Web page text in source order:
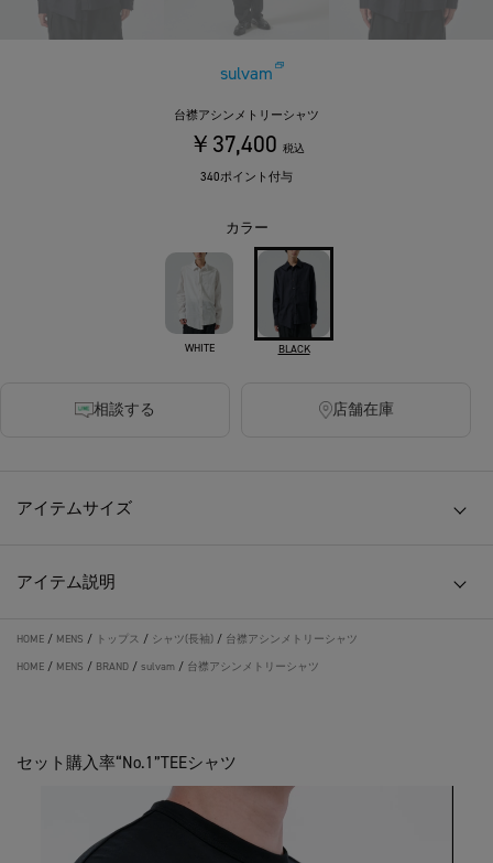
sulvam
台襟アシンメトリーシャツ
￥37,400 税込
340ポイント付与
カラー
WHITE BLACK
相談する 店舗在庫
アイテムサイズ
アイテム説明
HOME / MENS / トップス / シャツ(長袖) / 台襟アシンメトリーシャツ
HOME / MENS / BRAND / sulvam / 台襟アシンメトリーシャツ
セット購入率“No.1”TEEシャツ